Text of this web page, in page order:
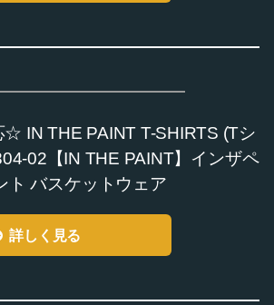
IN THE PAINT T-SHIRTS (Tシ
02【IN THE PAINT】インザペ
ト バスケットウェア
詳しく見る